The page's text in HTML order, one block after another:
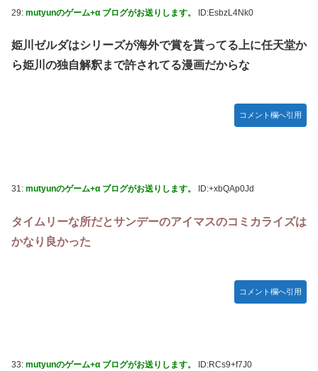
29: mutyunのゲーム+α ブログがお送りします。 ID:EsbzL4Nk0
姫川ゼルダはシリーズが海外で賞を貰ってる上に任天堂か
ら姫川の独自解釈まで許されてる漫画だからな
コメント欄へ引用
31: mutyunのゲーム+α ブログがお送りします。 ID:+xbQAp0Jd
タイムリーな所だとサンデーのアイマスのコミカライズは
かなり良かった
コメント欄へ引用
33: mutyunのゲーム+α ブログがお送りします。 ID:RCs9+f7J0